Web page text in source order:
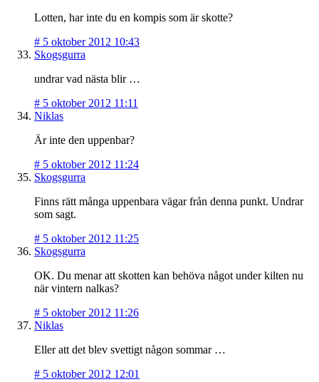
Lotten, har inte du en kompis som är skotte?
# 5 oktober 2012 10:43
Skogsgurra
undrar vad nästa blir …
# 5 oktober 2012 11:11
Niklas
Är inte den uppenbar?
# 5 oktober 2012 11:24
Skogsgurra
Finns rätt många uppenbara vägar från denna punkt. Undrar
som sagt.
# 5 oktober 2012 11:25
Skogsgurra
OK. Du menar att skotten kan behöva något under kilten nu
när vintern nalkas?
# 5 oktober 2012 11:26
Niklas
Eller att det blev svettigt någon sommar …
# 5 oktober 2012 12:01